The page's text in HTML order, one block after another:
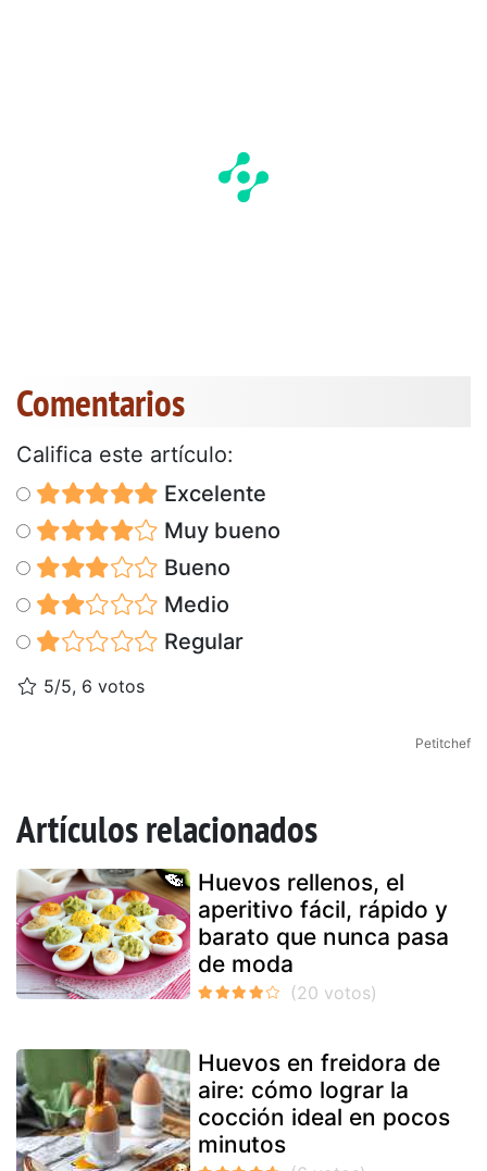
Comentarios
Califica este artículo:
Excelente
Muy bueno
Bueno
Medio
Regular
5/5, 6 votos
Petitchef
Artículos relacionados
Huevos rellenos, el
aperitivo fácil, rápido y
barato que nunca pasa
de moda
Huevos en freidora de
aire: cómo lograr la
cocción ideal en pocos
minutos